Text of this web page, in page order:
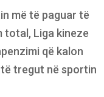
më të paguar të
total, Liga kineze
që kalon
tregut në sportin